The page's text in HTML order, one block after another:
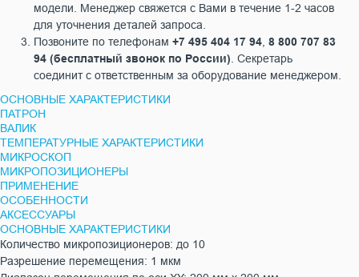
модели. Менеджер свяжется с Вами в течение 1-2 часов
для уточнения деталей запроса.
Позвоните по телефонам +7 495 404 17 94 8 800 707 83
94 (бесплатный звонок по России) . Секретарь
соединит с ответственным за оборудование менеджером.
ОСНОВНЫЕ ХАРАКТЕРИСТИКИ
ПАТРОН
ВАЛИК
ТЕМПЕРАТУРНЫЕ ХАРАКТЕРИСТИКИ
МИКРОСКОП
МИКРОПОЗИЦИОНЕРЫ
ПРИМЕНЕНИЕ
ОСОБЕННОСТИ
АКСЕССУАРЫ
ОСНОВНЫЕ ХАРАКТЕРИСТИКИ
Количество микропозиционеров: до 10
Разрешение перемещения: 1 мкм